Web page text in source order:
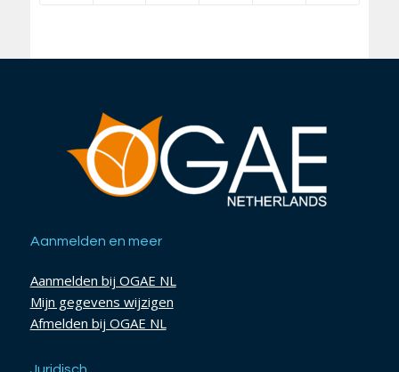
Aanmelden en meer
Aanmelden bij OGAE NL
Mijn gegevens wijzigen
Afmelden bij OGAE NL